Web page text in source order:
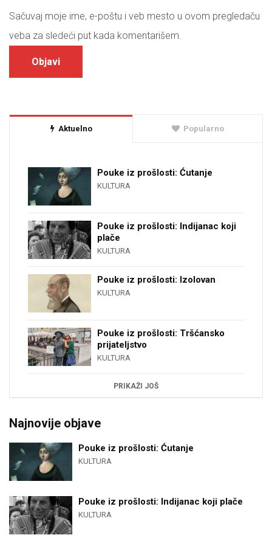
Sačuvaj moje ime, e-poštu i veb mesto u ovom pregledaču
veba za sledeći put kada komentarišem.
Aktuelno Popularno
Pouke iz prošlosti: Ćutanje
KULTURA
Pouke iz prošlosti: Indijanac koji
plače
KULTURA
Pouke iz prošlosti: Izolovan
KULTURA
Pouke iz prošlosti: Tršćansko
prijateljstvo
KULTURA
PRIKAŽI JOŠ
Najnovije objave
Pouke iz prošlosti: Ćutanje
KULTURA
Pouke iz prošlosti: Indijanac koji plače
KULTURA